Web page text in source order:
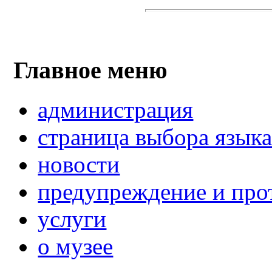
Главное меню
администрация
страница выбора языка
новости
предупреждение и
услуги
о музее